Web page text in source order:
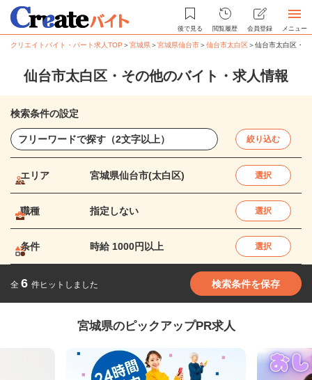
後で見る 閲覧履歴 会員登録 メニュー
クリエイトバイト・パート求人TOP ＞宮城県＞宮城県仙台市＞仙台市太白区＞仙台市太白区・
仙台市太白区・その他のバイト・求人情報
検索条件の設定
絞り込む
エリア 宮城県仙台市(太白区) 選択
職種 指定しない 選択
条件 時給 1000円以上 選択
全 6 件ヒットしました 検索条件を保存
宮城県のピックアップPR求人